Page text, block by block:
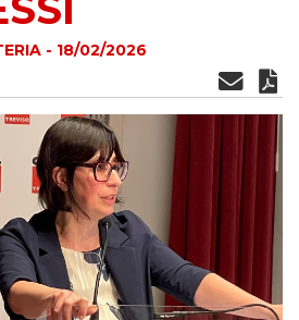
- 18/02/2026